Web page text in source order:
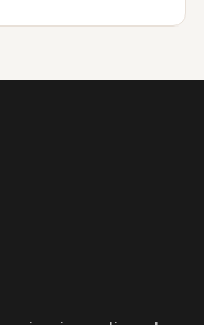
Recetas.com es una